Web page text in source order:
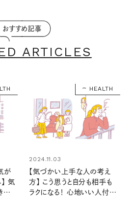
おすすめ記事
ARTICLES
が
気
や
HEALTH
2024.11.03
【気づかい上手な人の考え
方】 こう思うと自分も相手も
ラクになる！ 心地いい人付き